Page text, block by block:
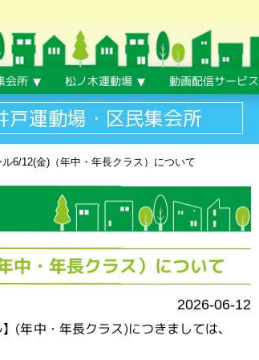
戸運動場・区民集会所
6/12(金)（年中・年長クラス）について
中・年長クラス）について
2026-06-12
(年中・年長クラス)につきましては、
会所 松ノ木運動場 動画配信サービス